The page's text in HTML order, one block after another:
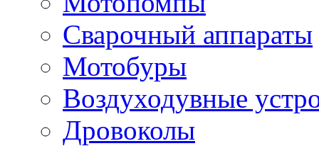
Сварочный аппараты
Мотобуры
Воздуходувные
Дровоколы